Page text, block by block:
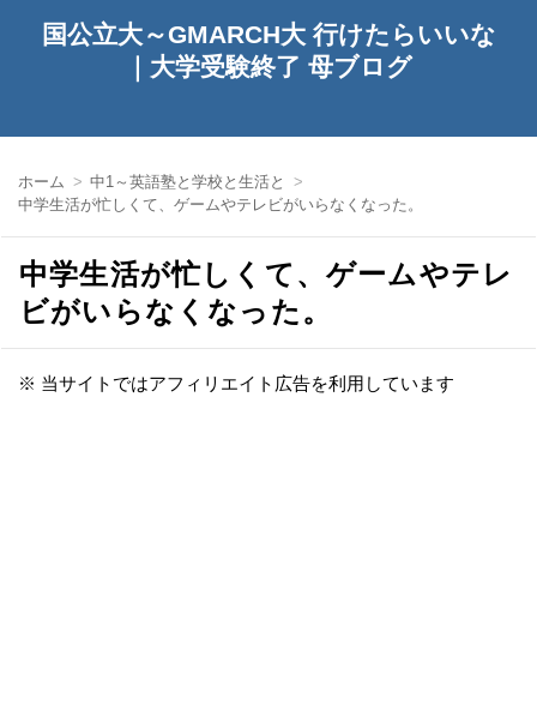
国公立大～GMARCH大 行けたらいいな
｜大学受験終了 母ブログ
ホーム
中1～英語塾と学校と生活と
中学生活が忙しくて、ゲームやテレビがいらなくなった。
中学生活が忙しくて、ゲームやテレ
ビがいらなくなった。
※ 当サイトではアフィリエイト広告を利用しています